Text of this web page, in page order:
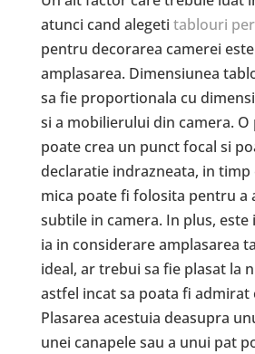
atunci cand alegeti tablouri
pentru decorarea camerei
amplasarea. Dimensiunea
sa fie proportionala cu
si a mobilierului din camera.
poate crea un punct focal si
declaratie indrazneata, in timp
mica poate fi folosita pentru a
subtile in camera. In plus,
ia in considerare amplasarea
ideal, ar trebui sa fie plasat la
astfel incat sa poata fi admirat
Plasarea acestuia deasupra
unei canapele sau a unui pat